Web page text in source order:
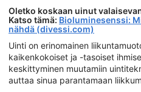
Oletko koskaan uinut
Katso tämä: Bioluminesenssi:
nähdä (divessi.com)
Uinti on erinomainen
kaikenkokoiset ja -tasoiset
keskittyminen muutamiin
auttaa sinua parantamaan